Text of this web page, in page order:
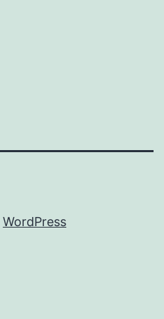
WordPress